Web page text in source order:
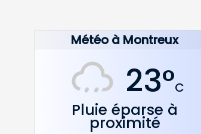
Météo à Montreux
23°C
Pluie éparse à
proximité